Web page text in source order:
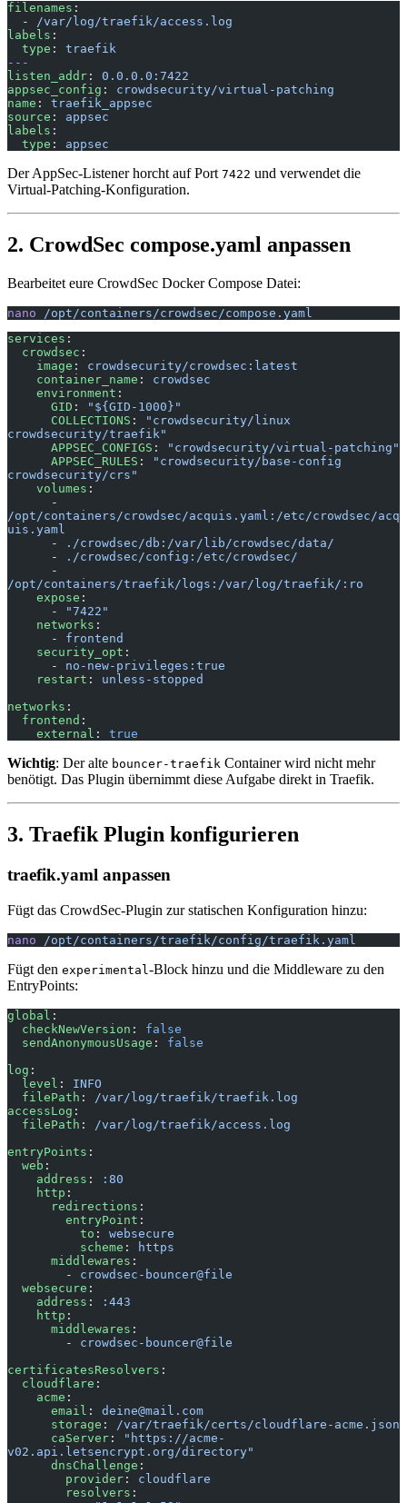
filenames :
  -
/var/log/traefik/access.log
labels :
  type
: traefik
---
listen_addr : 0.0.0.0:7422
appsec_config : crowdsecurity/virtual-patching
name : traefik_appsec
source : appsec
labels :
  type
: appsec
Der AppSec-Listener horcht auf Port 7422 und verwendet die
Virtual-Patching-Konfiguration.
2. CrowdSec compose.yaml anpassen
Bearbeitet eure CrowdSec Docker Compose Datei:
nano /opt/containers/crowdsec/compose.yaml
services :
  crowdsec
:
    image
: crowdsecurity/crowdsec:latest
    container_name
: crowdsec
    environment
:
      GID
:
"${GID-1000}"
      COLLECTIONS
:
"crowdsecurity/linux
crowdsecurity/traefik"
      APPSEC_CONFIGS
:
"crowdsecurity/virtual-patching"
      APPSEC_RULES
:
"crowdsecurity/base-config
crowdsecurity/crs"
    volumes
:
/opt/containers/crowdsec/acquis.yaml:/etc/crowdsec/acq
uis.yaml
      -
./crowdsec/db:/var/lib/crowdsec/data/
      -
./crowdsec/config:/etc/crowdsec/
/opt/containers/traefik/logs:/var/log/traefik/:ro
    expose
:
      -
"7422"
    networks
:
      -
frontend
    security_opt
:
      -
no-new-privileges:true
    restart
: unless-stopped
networks :
  frontend
:
    external
: true
Wichtig: Der alte bouncer-traefik Container wird nicht mehr
benötigt. Das Plugin übernimmt diese Aufgabe direkt in Traefik.
3. Traefik Plugin konfigurieren
traefik.yaml anpassen
Fügt das CrowdSec-Plugin zur statischen Konfiguration hinzu:
nano /opt/containers/traefik/config/traefik.yaml
Fügt den experimental -Block hinzu und die Middleware zu den
EntryPoints:
global :
  checkNewVersion
: false
  sendAnonymousUsage
: false
log :
  level
: INFO
  filePath
:
/var/log/traefik/traefik.log
accessLog :
  filePath
:
/var/log/traefik/access.log
entryPoints :
  web
:
    address
:
:80
    http
:
      redirections
:
        entryPoint
:
          to
: websecure
          scheme
:
https
      middlewares
:
        -
crowdsec-bouncer@file
  websecure
:
    address
:
:443
    http
:
      middlewares
:
        -
crowdsec-bouncer@file
certificatesResolvers :
  cloudflare
:
    acme
:
      email
: deine@mail.com
      storage
:
/var/traefik/certs/cloudflare-acme.json
      caServer
:
"https://acme-
v02.api.letsencrypt.org/directory"
      dnsChallenge
:
        provider
: cloudflare
        resolvers
: